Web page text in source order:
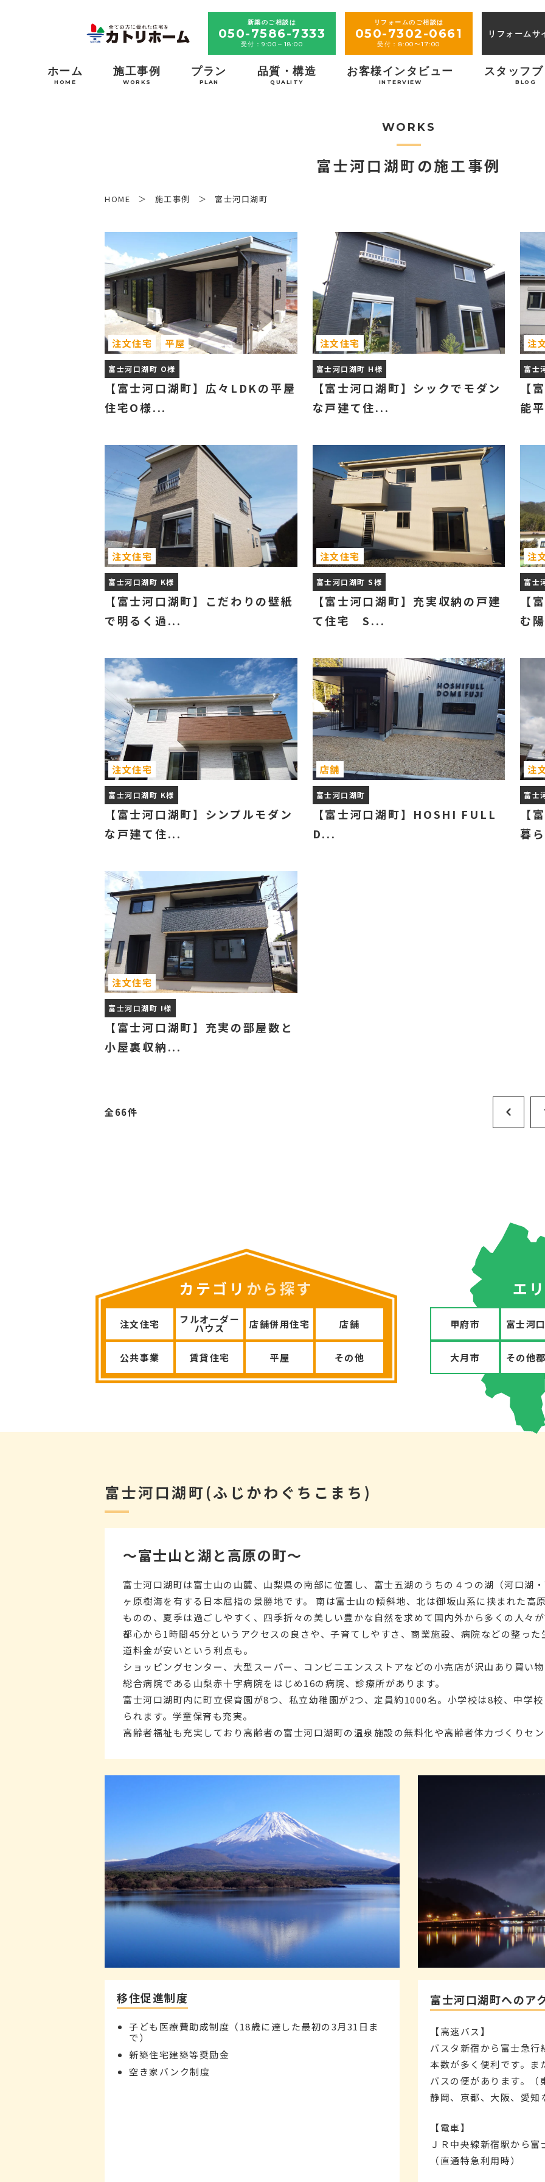
新築のご相談は
050-7586-7333
受付：9:00～18:00
リフォームのご相談は
050-7302-0661
受付：8:00〜17:00
リフォームサ
ホーム
HOME
施工事例
WORKS
プラン
PLAN
品質・構造
QUALITY
お客様インタビュー
INTERVIEW
スタッフ
BLOG
WORKS
富士河口湖町の施工事例
HOME 施工事例 富士河口湖町
富士河口湖町 O様
【富士河口湖町】広々LDKの平屋
住宅O様...
注文住宅 平屋
富士河口湖町 H様
【富士河口湖町】シックでモダン
な戸建て住...
注文住宅
富士
【
能
注
富士河口湖町 K様
【富士河口湖町】こだわりの壁紙
で明るく過...
注文住宅
富士河口湖町 S様
【富士河口湖町】充実収納の戸建
て住宅 S...
注文住宅
富士
【
む
注
富士河口湖町 K様
【富士河口湖町】シンプルモダン
な戸建て住...
注文住宅
富士河口湖町
【富士河口湖町】HOSHI FULL
D...
店舗
富士
【
暮
注
富士河口湖町 I様
【富士河口湖町】充実の部屋数と
小屋裏収納...
注文住宅
全66件
カテゴリ から探す
注文住宅 フルオーダー
ハウス 店舗併用住宅 店舗
公共事業 賃貸住宅 平屋 その他
エ
甲府市 富士河
大月市 その他
富士河口湖町(ふじかわぐちこまち)
～富士山と湖と高原の町～
富士河口湖町は富士山の山麓、山梨県の南部に位置し、富士五湖のうちの４つの湖（河口湖
ヶ原樹海を有する日本屈指の景勝地です。 南は富士山の傾斜地、北は御坂山系に挟まれた高
ものの、夏季は過ごしやすく、四季折々の美しい豊かな自然を求めて国内外から多くの人々が
都心から1時間45分というアクセスの良さや、子育てしやすさ、商業施設、病院などの整っ
道料金が安いという利点も。
ショッピングセンター、大型スーパー、コンビニエンスストアなどの小売店が沢山あり買い物
総合病院である山梨赤十字病院をはじめ16の病院、診療所があります。
富士河口湖町内に町立保育園が8つ、私立幼稚園が2つ、定員約1000名。小学校は8校、中学
られます。学童保育も充実。
高齢者福祉も充実しており高齢者の富士河口湖町の温泉施設の無料化や高齢者体力づくりセ
移住促進制度
子ども医療費助成制度（18歳に達した最初の3月31日ま
で）
新築住宅建築等奨励金
空き家バンク制度
富士河口湖町へのア
【高速バス】
バスタ新宿から富士急
本数が多く便利です。ま
バスの便があります。（
静岡、京都、大阪、愛知
【電車】
ＪＲ中央線新宿駅から
（直通特急利用時）